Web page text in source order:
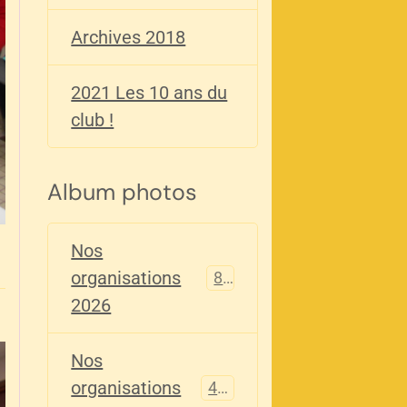
Archives 2018
2021 Les 10 ans du
club !
Album photos
Nos
organisations
2026
82
Nos
organisations
405